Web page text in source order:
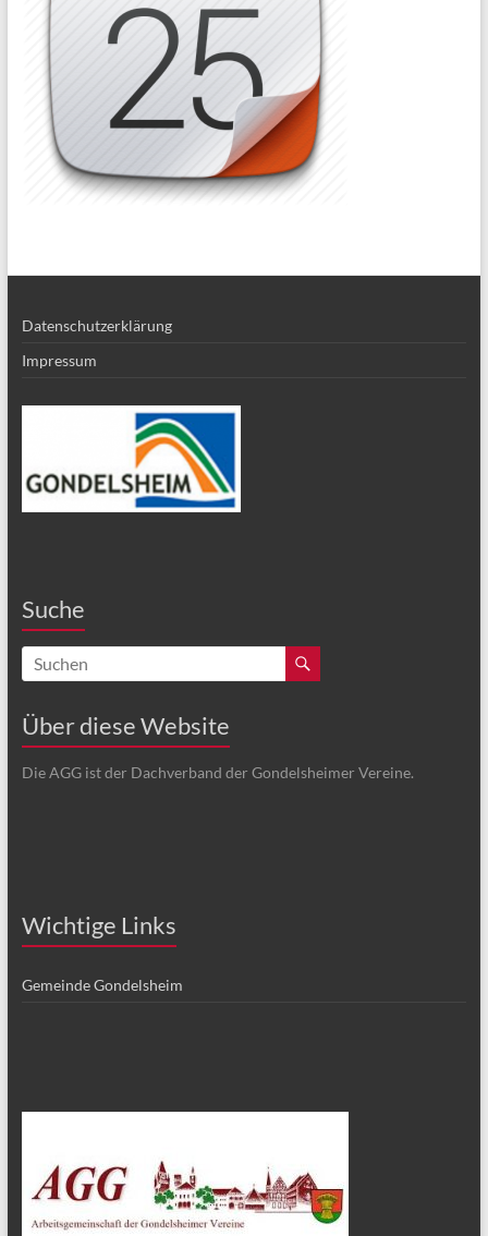
Datenschutzerklärung
Impressum
Suche
Über diese Website
Die AGG ist der Dachverband der Gondelsheimer Vereine.
Wichtige Links
Gemeinde Gondelsheim